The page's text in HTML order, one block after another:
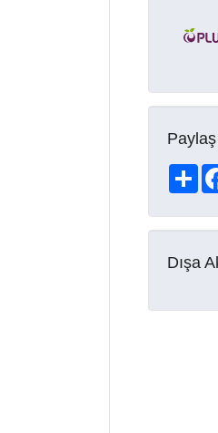
Paylaş
Dışa